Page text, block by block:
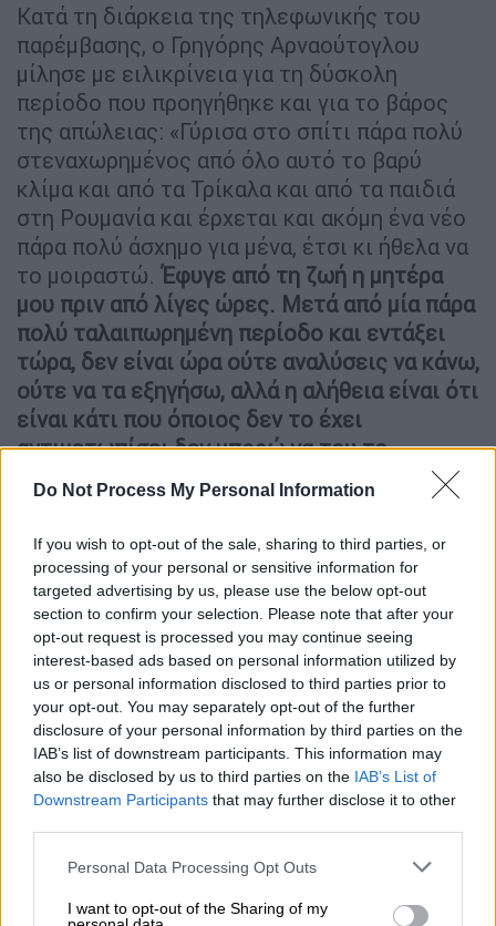
Do Not Process My Personal Information
If you wish to opt-out of the sale, sharing to third parties, or
processing of your personal or sensitive information for
targeted advertising by us, please use the below opt-out
section to confirm your selection. Please note that after your
opt-out request is processed you may continue seeing
interest-based ads based on personal information utilized by
us or personal information disclosed to third parties prior to
your opt-out. You may separately opt-out of the further
disclosure of your personal information by third parties on the
IAB’s list of downstream participants. This information may
also be disclosed by us to third parties on the IAB’s List of
Downstream Participants that may further disclose it to other
Please note that this website/app uses one or more Google
not limited to your visit or usage behaviour. You may click to
Personal Data Processing Opt Outs
I want to opt-out of the Sharing of my
Κατά τη διάρκεια της τηλεφωνικής του
παρέμβασης, ο Γρηγόρης Αρναούτογλου
μίλησε με ειλικρίνεια για τη δύσκολη
περίοδο που προηγήθηκε και για το βάρος
της απώλειας: «Γύρισα στο σπίτι πάρα πολύ
στεναχωρημένος από όλο αυτό το βαρύ
κλίμα και από τα Τρίκαλα και από τα παιδιά
στη Ρουμανία και έρχεται και ακόμη ένα νέο
πάρα πολύ άσχημο για μένα, έτσι κι ήθελα να
το μοιραστώ. Έφυγε από τη ζωή η μητέρα
μου πριν από λίγες ώρες. Μετά από μία πάρα
πολύ ταλαιπωρημένη περίοδο και εντάξει
τώρα, δεν είναι ώρα ούτε αναλύσεις να κάνω,
ούτε να τα εξηγήσω, αλλά η αλήθεια είναι ότι
είναι κάτι που όποιος δεν το έχει
αντιμετωπίσει δεν μπορώ να του το
εξηγήσω . Είναι αυτή η ροή της ζωής».
Στη συνέχεια, αναφέρθηκε στη δύσκολη
εμπειρία της ασθένειας και της απώλειας
ενός γονέα: «Έτσι πρέπει να γίνεται,τα
παιδιά πρέπει να αποχαιρετούν τους γονείς,
απλά όσο κι αν έτοιμος είσαι, όσο κι αν καμιά
φορά, γιατί το πιο δύσκολο πράγμα σε αυτή
την ιστορία είναι να παρακαλάς να φύγει ο
άνθρωπος που αγαπάς. Δηλαδή να
ταλαιπωρείται τόσο πολύ που να φτάνεις
στο σημείο να λες να ηρεμήσει».